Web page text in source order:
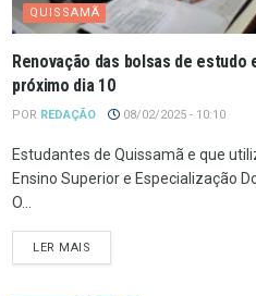
QUISSAMÃ
Renovação das bolsas de estudo
próximo dia 10
POR REDAÇÃO 08/02/2025 - 10:10
Estudantes de Quissamã e que
Ensino Superior e Especialização
O...
LER MAIS